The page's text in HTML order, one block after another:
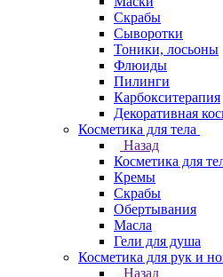
Скрабы
Сыворотки
Тоники, лосьоны
Флюиды
Пилинги
Карбокситерапия
Декоративная
Косметика для тела
Назад
Косметика для
Кремы
Скрабы
Обертывания
Масла
Гели для душа
Косметика для рук и
Назад